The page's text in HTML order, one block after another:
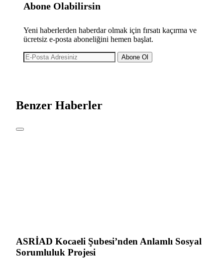
Abone Olabilirsin
Yeni haberlerden haberdar olmak için fırsatı kaçırma ve
ücretsiz e-posta aboneliğini hemen başlat.
Abone Ol
Benzer Haberler
ASRİAD Kocaeli Şubesi’nden Anlamlı Sosyal
Sorumluluk Projesi